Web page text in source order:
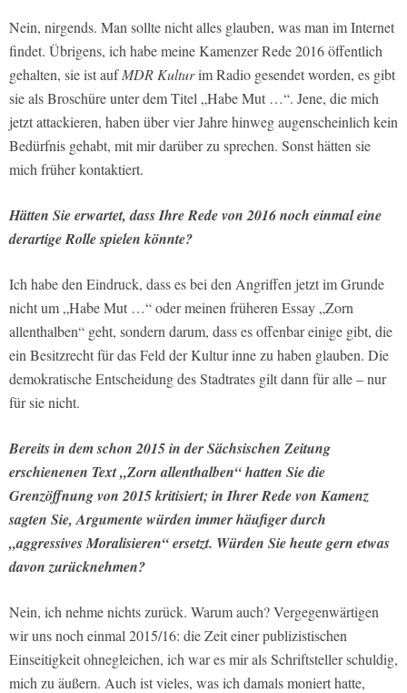
Nein, nirgends. Man sollte nicht alles glauben, was man im Internet
findet. Übrigens, ich habe meine Kamenzer Rede 2016 öffentlich
gehalten, sie ist aufMDR Kulturim Radio gesendet worden, es gibt
sie als Broschüre unter dem Titel „Habe Mut …“. Jene, die mich
jetzt attackieren, haben über vier Jahre hinweg augenscheinlich kein
Bedürfnis gehabt, mit mir darüber zu sprechen. Sonst hätten sie
mich früher kontaktiert.
Hätten Sie erwartet, dass Ihre Rede von 2016 noch einmal eine
derartige Rolle spielen könnte?
Ich habe den Eindruck, dass es bei den Angriffen jetzt im Grunde
nicht um „Habe Mut …“ oder meinen früheren Essay „Zorn
allenthalben“ geht, sondern darum, dass es offenbar einige gibt, die
ein Besitzrecht für das Feld der Kultur inne zu haben glauben. Die
demokratische Entscheidung des Stadtrates gilt dann für alle – nur
für sie nicht.
Bereits in dem schon 2015 in der Sächsischen Zeitung
erschienenen Text „Zorn allenthalben“ hatten Sie die
Grenzöffnung von 2015 kritisiert; in Ihrer Rede von Kamenz
sagten Sie, Argumente würden immer häufiger durch
„aggressives Moralisieren“ ersetzt. Würden Sie heute gern etwas
davon zurücknehmen?
Nein, ich nehme nichts zurück. Warum auch? Vergegenwärtigen
wir uns noch einmal 2015/16: die Zeit einer publizistischen
Einseitigkeit ohnegleichen, ich war es mir als Schriftsteller schuldig,
mich zu äußern. Auch ist vieles, was ich damals moniert hatte,